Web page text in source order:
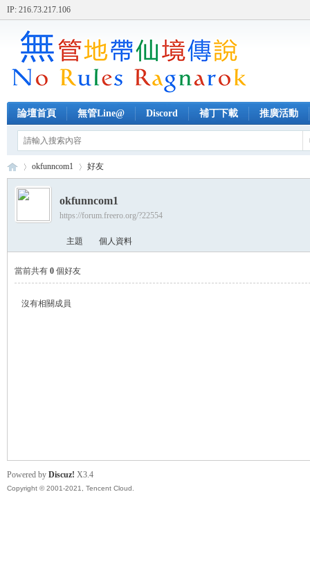
IP: 216.73.217.106
論壇首頁 無管Line@ Discord 補丁下載 推廣活動
›
okfunncom1 好友
okfunncom1
https://forum.freero.org/?22554
主題 個人資料
當前共有 0 個好友
沒有相關成員
Powered by Discuz! X3.4
Copyright © 2001-2021, Tencent Cloud.